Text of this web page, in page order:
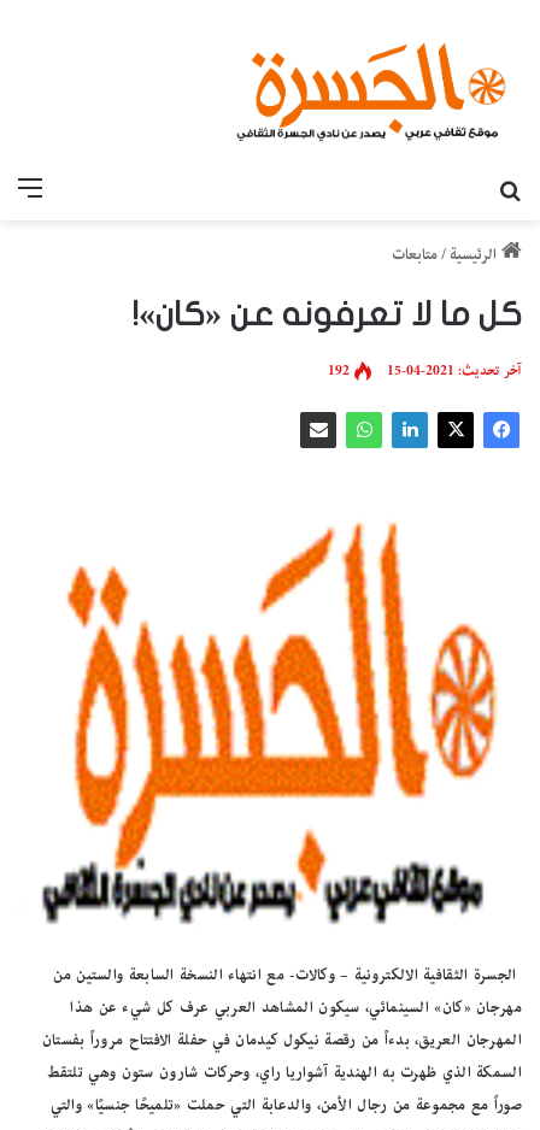
الرئيسية /متابعات
كل ما لا تعرفونه عن «كان»!
آخر تحديث: 2021-04-15 192
الجسرة الثقافية الالكترونية – وكالات- مع انتهاء النسخة السابعة والستين من
مهرجان «كان» السينمائي، سيكون المشاهد العربي عرف كل شيء عن هذا
المهرجان العريق، بدءاً من رقصة نيكول كيدمان في حفلة الافتتاح مروراً بفستان
السمكة الذي ظهرت به الهندية آشواريا راي، وحركات شارون ستون وهي تلتقط
صوراً مع مجموعة من رجال الأمن، والدعابة التي حملت «تلميحًا جنسيًا» والتي